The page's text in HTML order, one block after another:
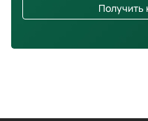
Получить